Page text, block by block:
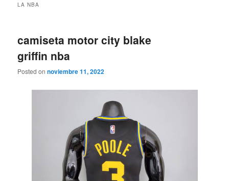
LA NBA
camiseta motor city blake
griffin nba
Posted onnoviembre 11, 2022